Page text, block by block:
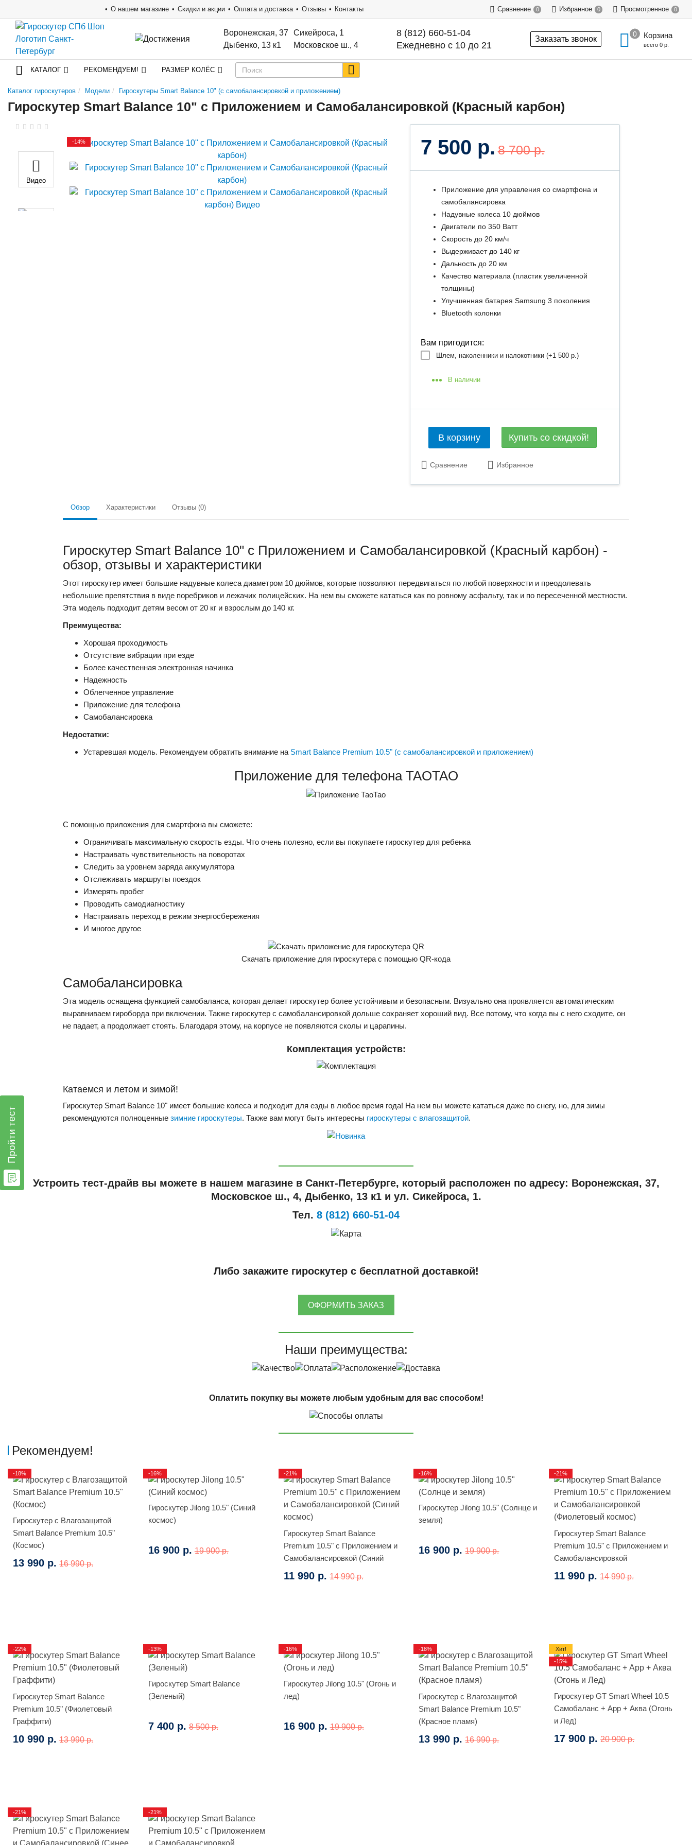
О нашем магазине Скидки и акции Оплата и доставка Отзывы Контакты Сравнение 0 Избранное 0 Просмотренное 0
Воронежская, 37
Дыбенко, 13 к1
Сикейроса, 1
Московское ш., 4
8 (812) 660-51-04
Ежедневно с 10 до 21
Заказать звонок Корзина
всего 0 р.
КАТАЛОГ РЕКОМЕНДУЕМ! РАЗМЕР КОЛЁС
Каталог гироскутеров Модели Гироскутеры Smart Balance 10" (с самобалансировкой и приложением)
Гироскутер Smart Balance 10" c Приложением и Самобалансировкой (Красный карбон)
Видео
-14% 7 500 р. 8 700 р.
Приложение для управления со смартфона и
самобалансировка
Надувные колеса 10 дюймов
Двигатели по 350 Ватт
Скорость до 20 км/ч
Выдерживает до 140 кг
Дальность до 20 км
Качество материала (пластик увеличенной
толщины)
Улучшенная батарея Samsung 3 поколения
Bluetooth колонки
Вам пригодится:
Шлем, наколенники и налокотники (+1 500 р.)
В наличии
В корзину Купить со скидкой!
Сравнение Избранное
Обзор Характеристики Отзывы (0)
Гироскутер Smart Balance 10" c Приложением и Самобалансировкой (Красный карбон) -
обзор, отзывы и характеристики
Этот гироскутер имеет большие надувные колеса диаметром 10 дюймов, которые позволяют передвигаться по любой поверхности и преодолевать
небольшие препятствия в виде поребриков и лежачих полицейских. На нем вы сможете кататься как по ровному асфальту, так и по пересеченной местности.
Эта модель подходит детям весом от 20 кг и взрослым до 140 кг.
Преимущества:
Хорошая проходимость
Отсутствие вибрации при езде
Более качественная электронная начинка
Надежность
Облегченное управление
Приложение для телефона
Самобалансировка
Недостатки:
Устаревшая модель. Рекомендуем обратить внимание на Smart Balance Premium 10.5" (с самобалансировкой и приложением)
Приложение для телефона TAOTAO
С помощью приложения для смартфона вы сможете:
Ограничивать максимальную скорость езды. Что очень полезно, если вы покупаете гироскутер для ребенка
Настраивать чувствительность на поворотах
Следить за уровнем заряда аккумулятора
Отслеживать маршруты поездок
Измерять пробег
Проводить самодиагностику
Настраивать переход в режим энергосбережения
И многое другое
Скачать приложение для гироскутера с помощью QR-кода
Самобалансировка
Эта модель оснащена функцией самобаланса, которая делает гироскутер более устойчивым и безопасным. Визуально она проявляется автоматическим
выравниваем гироборда при включении. Также гироскутер с самобалансировкой дольше сохраняет хороший вид. Все потому, что когда вы с него сходите, он
не падает, а продолжает стоять. Благодаря этому, на корпусе не появляются сколы и царапины.
Комплектация устройств:
Катаемся и летом и зимой!
Гироскутер Smart Balance 10" имеет большие колеса и подходит для езды в любое время года! На нем вы можете кататься даже по снегу, но, для зимы
рекомендуются полноценные зимние гироскутеры. Также вам могут быть интересны гироскутеры с влагозащитой.
Устроить тест-драйв вы можете в нашем магазине в Санкт-Петербурге, который расположен по адресу: Воронежская, 37,
Московское ш., 4, Дыбенко, 13 к1 и ул. Сикейроса, 1.
Тел. 8 (812) 660-51-04
Либо закажите гироскутер с бесплатной доставкой!
ОФОРМИТЬ ЗАКАЗ
Наши преимущества:
Оплатить покупку вы можете любым удобным для вас способом!
Рекомендуем!
Гироскутер с Влагозащитой
Smart Balance Premium 10.5"
(Космос)
13 990 р. 16 990 р.
-18%
Гироскутер Jilong 10.5" (Синий
космос)
16 900 р. 19 900 р.
-16%
Гироскутер Smart Balance
Premium 10.5" с Приложением и
Самобалансировкой (Синий
космос)
11 990 р. 14 990 р.
-21%
Гироскутер Jilong 10.5" (Солнце и
земля)
16 900 р. 19 900 р.
-16%
Гироскутер Smart Balance
Premium 10.5" с Приложением и
Самобалансировкой
(Фиолетовый космос)
11 990 р. 14 990 р.
-21%
Гироскутер Smart Balance
Premium 10.5" (Фиолетовый
Граффити)
10 990 р. 13 990 р.
-22%
Гироскутер Smart Balance
(Зеленый)
7 400 р. 8 500 р.
-13%
Гироскутер Jilong 10.5" (Огонь и
лед)
16 900 р. 19 900 р.
-16%
Гироскутер с Влагозащитой
Smart Balance Premium 10.5"
(Красное пламя)
13 990 р. 16 990 р.
-18%
Гироскутер GT Smart Wheel 10.5
Самобаланс + App + Аква (Огонь
и Лед)
17 900 р. 20 900 р.
Хит!
-15%
-21% -21%
Пройти тест